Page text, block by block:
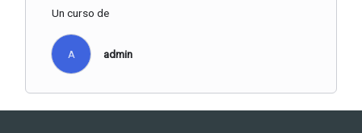
Un curso de
A admin